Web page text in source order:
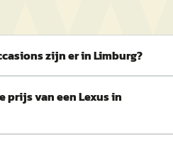
zijn er in Limburg?
prijs van een Lexus in